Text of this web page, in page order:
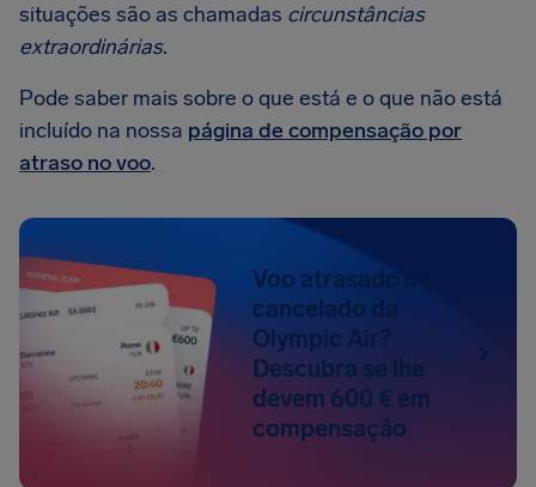
situações são as chamadas circunstâncias
extraordinárias.
Pode saber mais sobre o que está e o que não está
incluído na nossa página de compensação por
atraso no voo.
Voo atrasado ou
cancelado da
Olympic Air?
Descubra se lhe
devem 600 € em
compensação